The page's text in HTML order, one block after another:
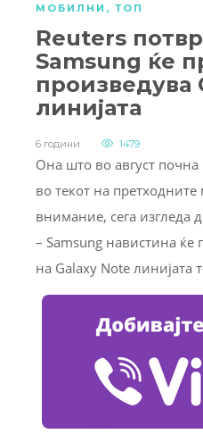
МОБИЛНИ , ТОП
Reuters
Samsung ќе
произведува
линијата
6 години 1479
Она што во август почна
во текот на
внимание, сега изгледа
– Samsung навистина ќе
на Galaxy Note линијата